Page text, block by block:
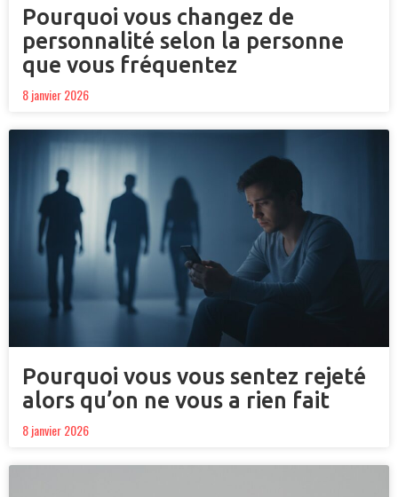
Pourquoi vous changez de
personnalité selon la personne
que vous fréquentez
8 janvier 2026
Pourquoi vous vous sentez rejeté
alors qu’on ne vous a rien fait
8 janvier 2026